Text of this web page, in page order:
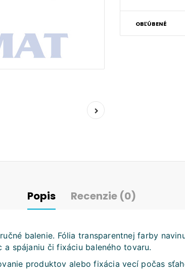
OBĽÚBENÉ
Popis Recenzie (0)
balenie. Fólia transparentnej farby
spájaniu či fixáciu baleného tovaru.
produktov alebo fixácia vecí počas